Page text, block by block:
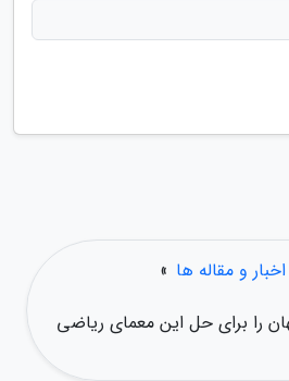
و مقاله ها »
را برای حل این معمای ریاضی